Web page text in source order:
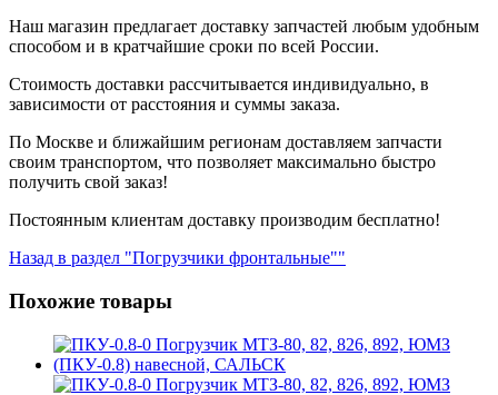
Наш магазин предлагает доставку запчастей любым удобным
способом и в кратчайшие сроки по всей России.
Стоимость доставки рассчитывается индивидуально, в
зависимости от расстояния и суммы заказа.
По Москве и ближайшим регионам доставляем запчасти
своим транспортом, что позволяет максимально быстро
получить свой заказ!
Постоянным клиентам доставку производим бесплатно!
Назад в раздел "Погрузчики фронтальные""
Похожие товары